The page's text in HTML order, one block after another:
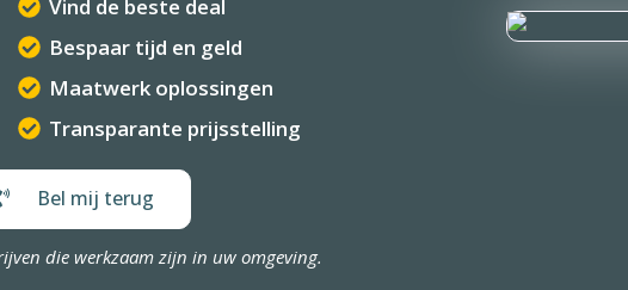
Vind de beste deal
Bespaar tijd en geld
Maatwerk oplossingen
Transparante prijsstelling
Bel mij terug
die werkzaam zijn in uw omgeving.